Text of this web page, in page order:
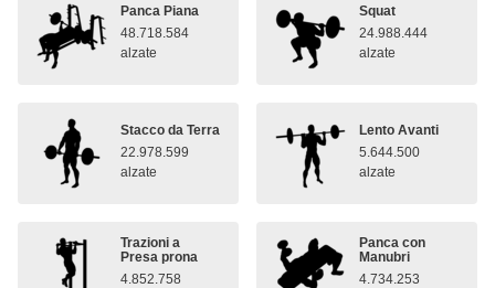
Panca Piana
48.718.584
alzate
Squat
24.988.444
alzate
Stacco da Terra
22.978.599
alzate
Lento Avanti
5.644.500
alzate
Trazioni a
Presa prona
4.852.758
Panca con
Manubri
4.734.253